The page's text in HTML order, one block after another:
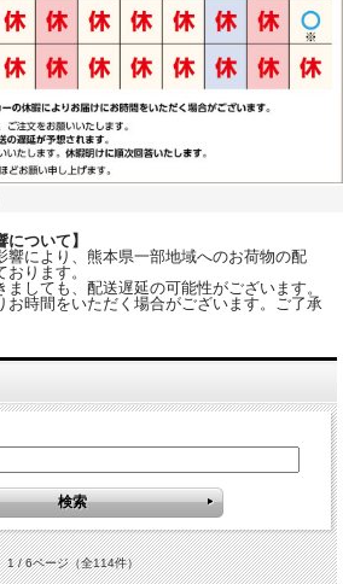
について】
響により、熊本県一部地域へのお荷物の配
ります。
しても、配送遅延の可能性がございます。
お時間をいただく場合がございます。ご了承
1 / 6ページ（全114件）